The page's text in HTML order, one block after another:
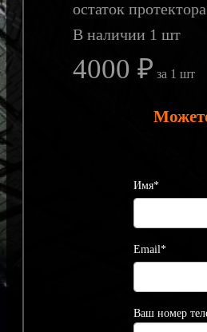
остаток
В наличии 1 шт
4000 ₽ за 1 шт
Имя*
Email*
Ваш номер